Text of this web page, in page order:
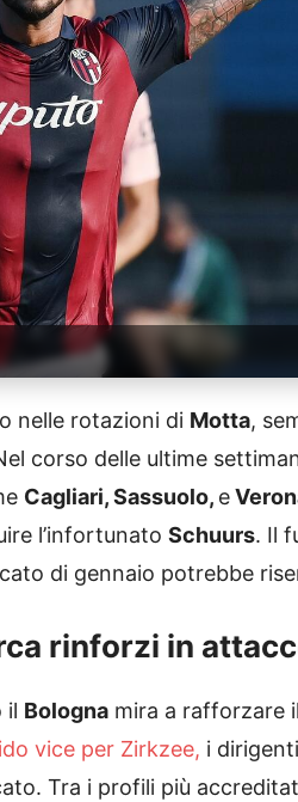
nelle rotazioni di Motta,
corso delle ultime
Cagliari, Sassuolo, e
l’infortunato Schuurs. Il
di gennaio potrebbe
rinforzi in
il Bologna mira a rafforzare
vice per Zirkzee, i
Tra i profili più